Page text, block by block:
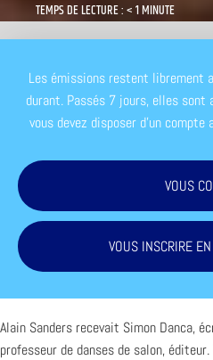
TEMPS DE LECTURE : < 1 MINUTE
Les émissions restent librement
durant. Passés 7 jours, elles
vous devez disposer d'un
VOUS
VOUS INSCRIRE
Alain Sanders recevait Simon Danca,
professeur de danses de salon,